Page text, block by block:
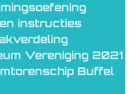
instructies
Vereniging 2021
Buffel